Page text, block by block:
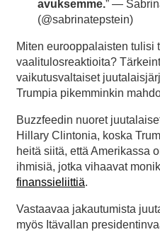
avuksemme.” —
(@sabrinatepstein)
Miten eurooppalaisten tulisi
vaalitulosreaktioita?
vaikutusvaltaiset
Trumpia pikemminkin
Buzzfeedin nuoret
Hillary Clintonia, koska
heitä siitä, että Amerikassa
ihmisiä, jotka vihaavat
finanssieliittiä.
Vastaavaa jakautumista
myös Itävallan